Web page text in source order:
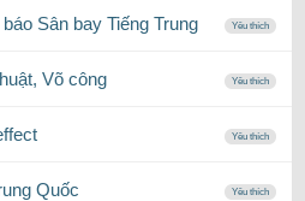
Sân bay Tiếng Trung Yêu thích
Võ công Yêu thích
Yêu thích
Quốc Yêu thích